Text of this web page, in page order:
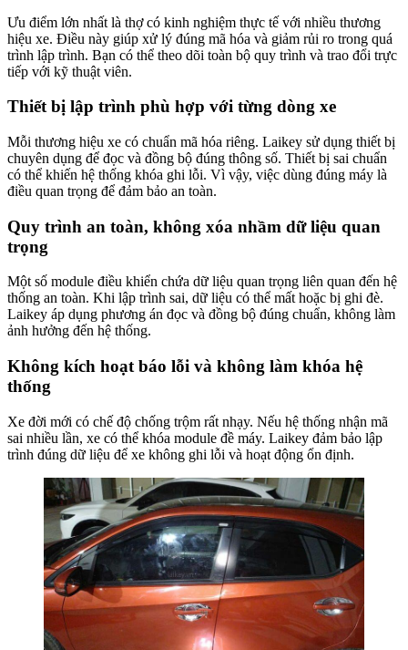
Ưu điểm lớn nhất là thợ có kinh nghiệm thực tế với nhiều thương
hiệu xe. Điều này giúp xử lý đúng mã hóa và giảm rủi ro trong quá
trình lập trình. Bạn có thể theo dõi toàn bộ quy trình và trao đổi trực
tiếp với kỹ thuật viên.
Thiết bị lập trình phù hợp với từng dòng xe
Mỗi thương hiệu xe có chuẩn mã hóa riêng. Laikey sử dụng thiết bị
chuyên dụng để đọc và đồng bộ đúng thông số. Thiết bị sai chuẩn
có thể khiến hệ thống khóa ghi lỗi. Vì vậy, việc dùng đúng máy là
điều quan trọng để đảm bảo an toàn.
Quy trình an toàn, không xóa nhầm dữ liệu quan
trọng
Một số module điều khiển chứa dữ liệu quan trọng liên quan đến hệ
thống an toàn. Khi lập trình sai, dữ liệu có thể mất hoặc bị ghi đè.
Laikey áp dụng phương án đọc và đồng bộ đúng chuẩn, không làm
ảnh hưởng đến hệ thống.
Không kích hoạt báo lỗi và không làm khóa hệ
thống
Xe đời mới có chế độ chống trộm rất nhạy. Nếu hệ thống nhận mã
sai nhiều lần, xe có thể khóa module đề máy. Laikey đảm bảo lập
trình đúng dữ liệu để xe không ghi lỗi và hoạt động ổn định.